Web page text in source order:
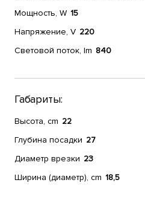
Мощность, W 15
Напряжение, V 220
Световой поток, lm 840
Габариты:
Высота, cm 22
Глубина посадки 27
Диаметр врезки 23
Ширина (диаметр), cm 18,5